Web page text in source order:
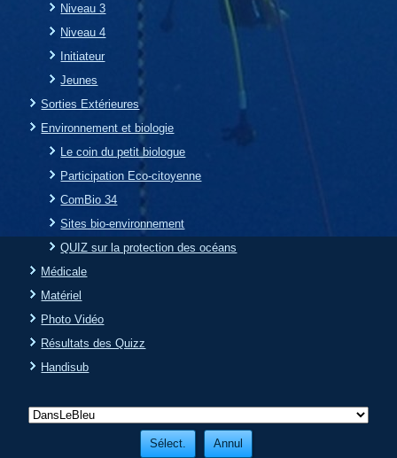
Niveau 3
Niveau 4
Initiateur
Jeunes
Sorties Extérieures
Environnement et biologie
Le coin du petit biologue
Participation Eco-citoyenne
ComBio 34
Sites bio-environnement
QUIZ sur la protection des océans
Médicale
Matériel
Photo Vidéo
Résultats des Quizz
Handisub